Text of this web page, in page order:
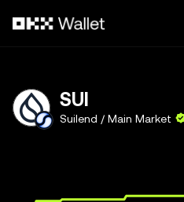
SUI
Suilend / Main Market